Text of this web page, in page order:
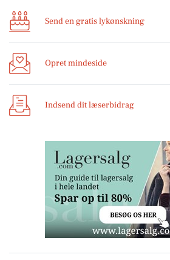
Send en gratis lykønskning
Opret mindeside
Indsend dit læserbidrag